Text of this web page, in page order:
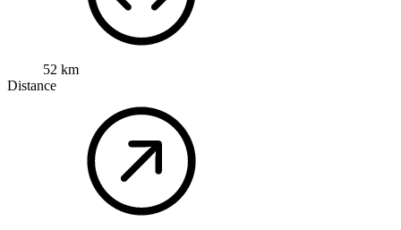
52 km
Distance